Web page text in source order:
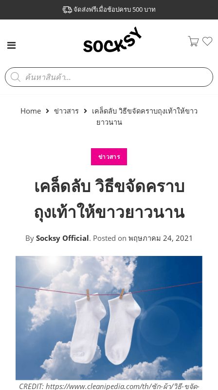
จัดส่งฟรีเมื่อช้อปครบ 500 บาท
Home ข่าวสาร
เคล็ดลับ วิธีขจัดคราบถุงเท้าให้ขาว
ยาวนาน
ข่าวสาร
เคล็ดลับ วิธีขจัดคราบ
ถุงเท้าให้ขาวยาวนาน
By Socksy Official. Posted on พฤษภาคม 24, 2021
CREDIT: https://www.cleanipedia.com/th/ซัก-ผ้า/วิธี-ขจัด-